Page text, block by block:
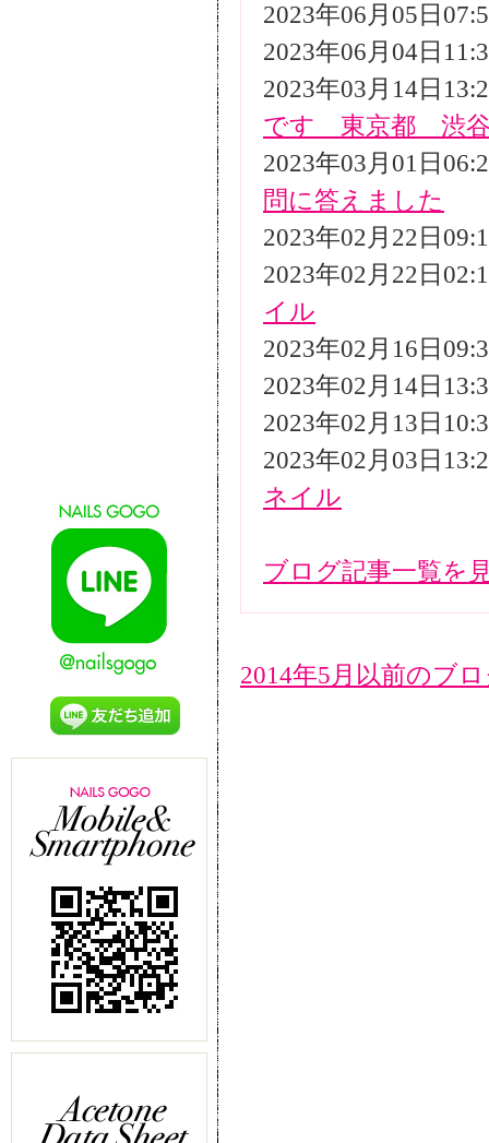
2023年06月05日
2023年06月04日
2023年03月14日
です 東京都 渋
2023年03月01日
問に答えました
2023年02月22日
2023年02月22日
イル
2023年02月16日
2023年02月14日
2023年02月13日
2023年02月03日
ネイル
ブログ記事一覧を
2014年5月以前のブ